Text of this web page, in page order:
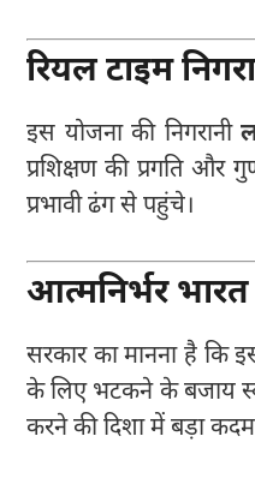
रियल टाइम
इस योजना की निगरानी
प्रशिक्षण की प्रगति और
प्रभावी ढंग से पहुंचे।
आत्मनिर्भर भारत
सरकार का मानना है कि
के लिए भटकने के बजाय
करने की दिशा में बड़ा कदम